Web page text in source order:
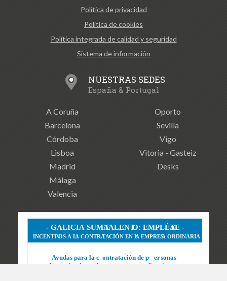
Política de privacidad
Política de cookies
Política integrada de calidad y seguridad
Sistema de información
NUESTRAS SEDES
España & Portugal
A Coruña
Barcelona
Córdoba
Lisboa
Madrid
Málaga
Valencia
Oporto
Sevilla
Vigo
Vitoria - Gasteiz
Desks